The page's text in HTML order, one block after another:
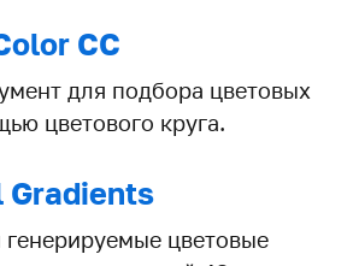
CC
для подбора цветовых
цветового круга.
Gradients
генерируемые цветовые